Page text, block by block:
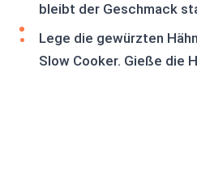
bleibt der Geschmack
Lege die gewürzten
Slow Cooker. Gieße die